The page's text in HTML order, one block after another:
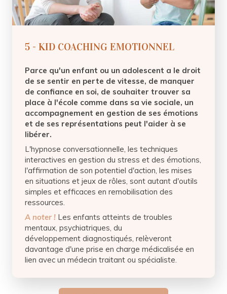
5 - KID COACHING EMOTIONNEL
Parce qu'un enfant ou un adolescent a le droit
de se sentir en perte de vitesse, de manquer
de confiance en soi, de souhaiter trouver sa
place à l'école comme dans sa vie sociale, un
accompagnement en gestion de ses émotions
et de ses représentations peut l'aider à se
libérer.
L'hypnose conversationnelle, les techniques
interactives en gestion du stress et des émotions,
l'affirmation de son potentiel d'action, les mises
en situations et jeux de rôles, sont autant d'outils
simples et efficaces en remobilisation des
ressources.
A noter ! Les enfants atteints de troubles
mentaux, psychiatriques, du
développement diagnostiqués, relèveront
davantage d'une prise en charge médicalisée en
lien avec un médecin traitant ou spécialiste.